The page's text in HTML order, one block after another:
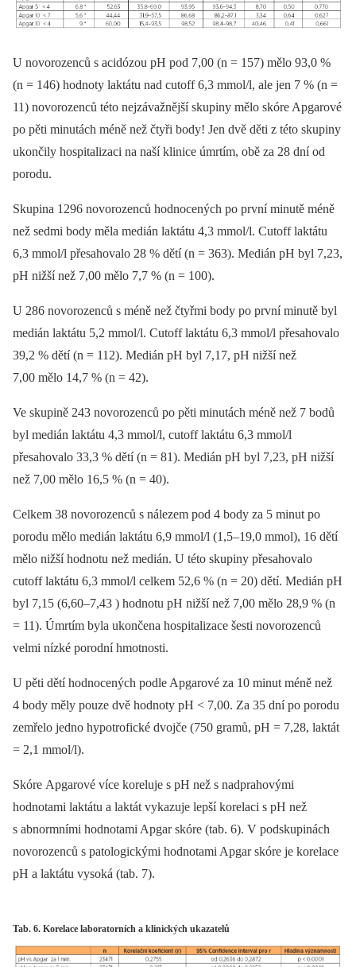
U novorozenců s acidózou pH pod 7,00 (n = 157) mělo 93,0 %
(n = 146) hodnoty laktátu nad cutoff 6,3 mmol/l, ale jen 7 % (n =
11) novorozenců této nejzávažnější skupiny mělo skóre Apgarové
po pěti minutách méně než čtyři body! Jen dvě děti z této skupiny
ukončily hospitalizaci na naší klinice úmrtím, obě za 28 dní od
porodu.
Skupina 1296 novorozenců hodnocených po první minutě méně
než sedmi body měla medián laktátu 4,3 mmol/l. Cutoff laktátu
6,3 mmol/l přesahovalo 28 % dětí (n = 363). Medián pH byl 7,23,
pH nižší než 7,00 mělo 7,7 % (n = 100).
U 286 novorozenců s méně než čtyřmi body po první minutě byl
medián laktátu 5,2 mmol/l. Cutoff laktátu 6,3 mmol/l přesahovalo
39,2 % dětí (n = 112). Medián pH byl 7,17, pH nižší než
7,00 mělo 14,7 % (n = 42).
Ve skupině 243 novorozenců po pěti minutách méně než 7 bodů
byl medián laktátu 4,3 mmol/l, cutoff laktátu 6,3 mmol/l
přesahovalo 33,3 % dětí (n = 81). Medián pH byl 7,23, pH nižší
než 7,00 mělo 16,5 % (n = 40).
Celkem 38 novorozenců s nálezem pod 4 body za 5 minut po
porodu mělo medián laktátu 6,9 mmol/l (1,5–19,0 mmol), 16 dětí
mělo nižší hodnotu než medián. U této skupiny přesahovalo
cutoff laktátu 6,3 mmol/l celkem 52,6 % (n = 20) dětí. Medián pH
byl 7,15 (6,60–7,43 ) hodnotu pH nižší než 7,00 mělo 28,9 % (n
= 11). Úmrtím byla ukončena hospitalizace šesti novorozenců
velmi nízké porodní hmotnosti.
U pěti dětí hodnocených podle Apgarové za 10 minut méně než
4 body měly pouze dvě hodnoty pH < 7,00. Za 35 dní po porodu
zemřelo jedno hypotrofické dvojče (750 gramů, pH = 7,28, laktát
= 2,1 mmol/l).
Skóre Apgarové více koreluje s pH než s nadprahovými
hodnotami laktátu a laktát vykazuje lepší korelaci s pH než
s abnormními hodnotami Apgar skóre (tab. 6). V podskupinách
novorozenců s patologickými hodnotami Apgar skóre je korelace
pH a laktátu vysoká (tab. 7).
Tab. 6. Korelace laboratorních a klinických ukazatelů